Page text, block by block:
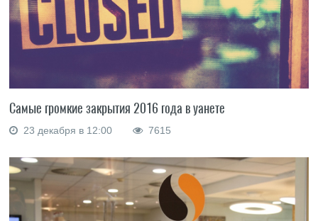
Самые громкие закрытия 2016 года в уанете
23 декабря в 12:00 7615